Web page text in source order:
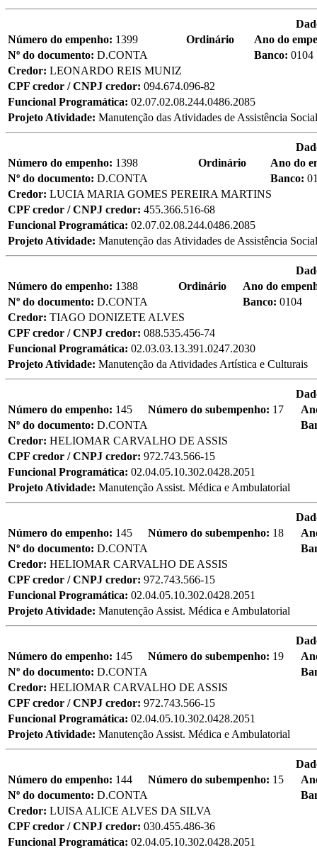
Número do empenho: 1399 Ordinário
Ano do
Nº do documento: D.CONTA Banco: 0104
Credor: LEONARDO REIS MUNIZ
CPF credor / CNPJ credor: 094.674.096-82
Funcional Programática: 02.07.02.08.244.0486.2085
Projeto Atividade: Manutenção das Atividades de Assistência
Número do empenho: 1398 Ordinário
Ano do
Nº do documento: D.CONTA Banco:
Credor: LUCIA MARIA GOMES PEREIRA MARTINS
CPF credor / CNPJ credor: 455.366.516-68
Funcional Programática: 02.07.02.08.244.0486.2085
Projeto Atividade: Manutenção das Atividades de Assistência
Número do empenho: 1388 Ordinário
Ano do
Nº do documento: D.CONTA Banco: 0104
Credor: TIAGO DONIZETE ALVES
CPF credor / CNPJ credor: 088.535.456-74
Funcional Programática: 02.03.03.13.391.0247.2030
Projeto Atividade: Manutenção da Atividades Artística e Culturais
Número do empenho: 145 Número do subempenho: 17
Nº do documento: D.CONTA
Credor: HELIOMAR CARVALHO DE ASSIS
CPF credor / CNPJ credor: 972.743.566-15
Funcional Programática: 02.04.05.10.302.0428.2051
Projeto Atividade: Manutenção Assist. Médica e Ambulatorial
Número do empenho: 145 Número do subempenho: 18
Nº do documento: D.CONTA
Credor: HELIOMAR CARVALHO DE ASSIS
CPF credor / CNPJ credor: 972.743.566-15
Funcional Programática: 02.04.05.10.302.0428.2051
Projeto Atividade: Manutenção Assist. Médica e Ambulatorial
Número do empenho: 145 Número do subempenho: 19
Nº do documento: D.CONTA
Credor: HELIOMAR CARVALHO DE ASSIS
CPF credor / CNPJ credor: 972.743.566-15
Funcional Programática: 02.04.05.10.302.0428.2051
Projeto Atividade: Manutenção Assist. Médica e Ambulatorial
Número do empenho: 144 Número do subempenho: 15
Nº do documento: D.CONTA
Credor: LUISA ALICE ALVES DA SILVA
CPF credor / CNPJ credor: 030.455.486-36
Funcional Programática: 02.04.05.10.302.0428.2051